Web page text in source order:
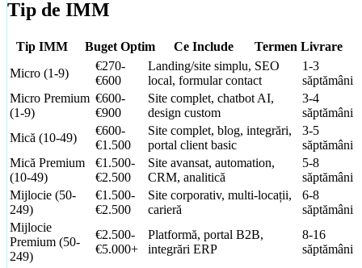
Mentenanță Site
Hosting, update-uri, modificări - 30-80 EUR/lună
Pachete
Vezi prețurile clare
Landing 300 EUR, Landing+ 450 EUR, Business 600-1000 EUR +
add-on-uri
Fanvora
eCommerce Next.js + Stripe
Tip de IMM
Tip IMM Buget Optim Ce Include
Termen Livrare
Micro (1-9)
€270-
€600
Landing/site simplu, SEO
local, formular contact
1-3
săptămâni
Micro Premium
(1-9)
€600-
€900
Site complet, chatbot AI,
design custom
3-4
săptămâni
Mică (10-49)
€600-
€1.500
Site complet, blog, integrări,
portal client basic
3-5
săptămâni
Mică Premium
(10-49)
€1.500-
€2.500
Site avansat, automation,
CRM, analitică
5-8
săptămâni
Mijlocie (50-
249)
€1.500-
€2.500
Site corporativ, multi-locații,
carieră
6-8
săptămâni
Mijlocie
Premium (50-
249)
€2.500-
€5.000+
Platformă, portal B2B,
integrări ERP
8-16
săptămâni